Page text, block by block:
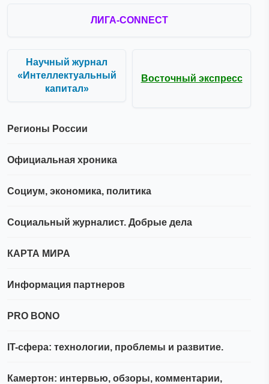
ЛИГА-CONNECT
Научный журнал
«Интеллектуальный
капитал»
Восточный экспресс
Регионы России
Официальная хроника
Социум, экономика, политика
Социальный журналист. Добрые дела
КАРТА МИРА
Информация партнеров
PRO BONO
IT-сфера: технологии, проблемы и развитие.
Камертон: интервью, обзоры, комментарии,